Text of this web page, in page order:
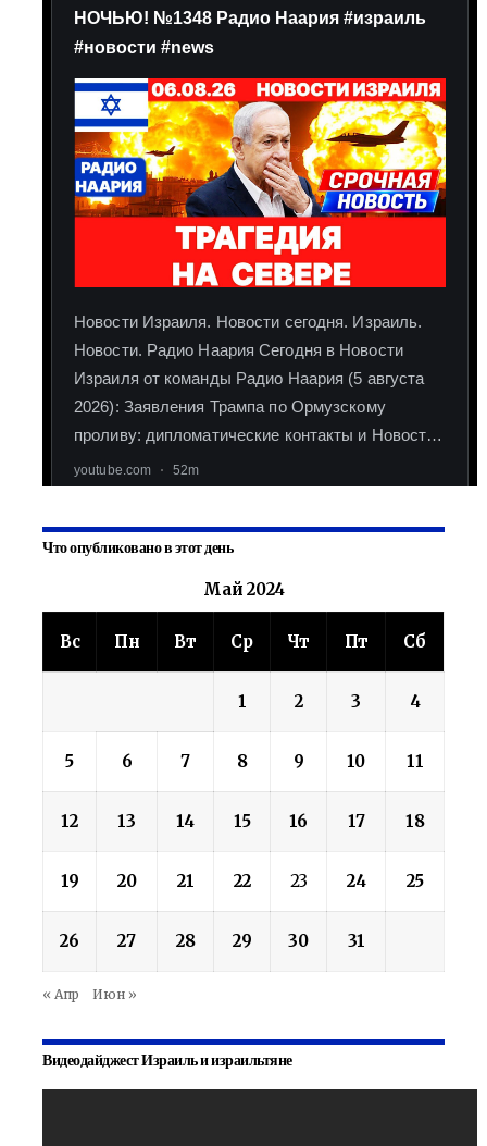
Что опубликовано в этот день
Май 2024
Вс Пн Вт Ср Чт Пт Сб
1 2 3 4
5 6 7 8 9 10 11
12 13 14 15 16 17 18
19 20 21 22 23 24 25
26 27 28 29 30 31
« Апр Июн »
Видеодайджест Израиль и израильтяне